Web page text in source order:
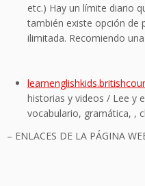
etc.) Hay un límite diario
también existe opción
ilimitada. Recomiendo
historias y videos / Lee y
vocabulario, gramática, ,
– ENLACES DE LA PÁGINA